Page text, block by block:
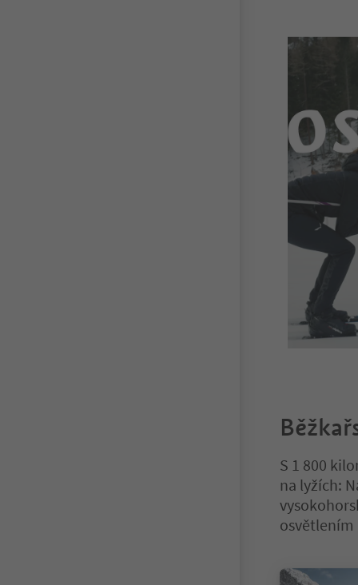
S 1 800
na lyžích:
osvětlením